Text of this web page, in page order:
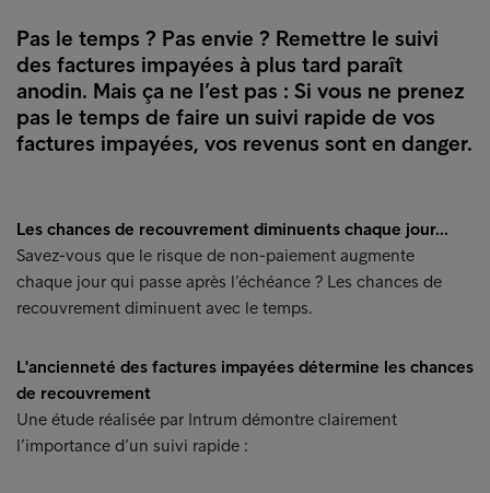
Pas le temps ? Pas envie ? Remettre le suivi
des factures impayées à plus tard paraît
anodin. Mais ça ne l’est pas : Si vous ne prenez
pas le temps de faire un suivi rapide de vos
factures impayées, vos revenus sont en danger.
Les chances de recouvrement diminuents chaque jour...
Savez-vous que le risque de non-paiement augmente
chaque jour qui passe après l’échéance ? Les chances de
recouvrement diminuent avec le temps.
L'ancienneté des factures impayées détermine les chances
de recouvrement
Une étude réalisée par Intrum démontre clairement
l’importance d’un suivi rapide :